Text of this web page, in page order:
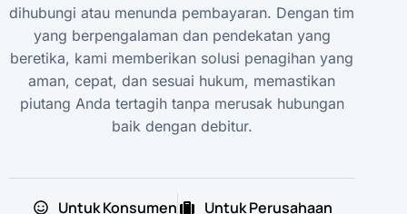
dihubungi atau menunda pembayaran. Dengan tim
yang berpengalaman dan pendekatan yang
beretika, kami memberikan solusi penagihan yang
aman, cepat, dan sesuai hukum, memastikan
piutang Anda tertagih tanpa merusak hubungan
baik dengan debitur.
Untuk Konsumen Untuk Perusahaan